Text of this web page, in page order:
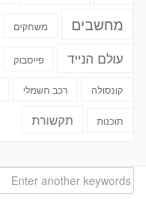
מחשבים משחקים
עולם הנייד פייסבוק
קונסולה רכב חשמלי
תוכנות תקשורת